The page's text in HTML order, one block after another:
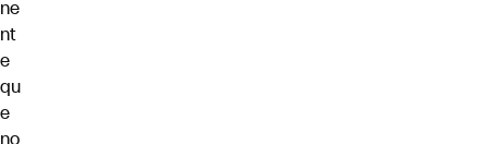
ne
nt
e
qu
e
no